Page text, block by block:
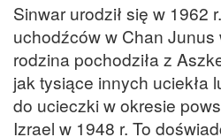
Sinwar urodził się w 1962
uchodźców w Chan Junus
rodzina pochodziła z
jak tysiące innych uciekła
do ucieczki w okresie
Izrael w 1948 r. To